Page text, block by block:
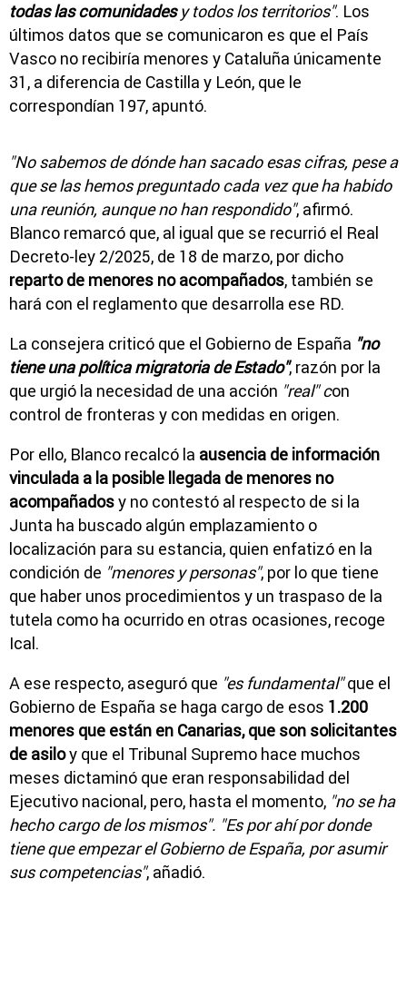
todas las comunidadesy todos los territorios". Los
últimos datos que se comunicaron es que el País
Vasco no recibiría menores y Cataluña únicamente
31, a diferencia de Castilla y León, que le
correspondían 197, apuntó.
"No sabemos de dónde han sacado esas cifras, pese a
que se las hemos preguntado cada vez que ha habido
una reunión, aunque no han respondido", afirmó.
Blanco remarcó que, al igual que se recurrió el Real
Decreto-ley 2/2025, de 18 de marzo, por dicho
reparto de menores no acompañados, también se
hará con el reglamento que desarrolla ese RD.
La consejera criticó que el Gobierno de España "no
tiene una política migratoria de Estado", razón por la
que urgió la necesidad de una acción "real" con
control de fronteras y con medidas en origen.
Por ello, Blanco recalcó la ausencia de información
vinculada a la posible llegada de menores no
acompañadosy no contestó al respecto de si la
Junta ha buscado algún emplazamiento o
localización para su estancia, quien enfatizó en la
condición de "menores y personas", por lo que tiene
que haber unos procedimientos y un traspaso de la
tutela como ha ocurrido en otras ocasiones, recoge
Ical.
A ese respecto, aseguró que "es fundamental"que el
Gobierno de España se haga cargo de esos 1.200
menores que están en Canarias, que son solicitantes
de asiloy que el Tribunal Supremo hace muchos
meses dictaminó que eran responsabilidad del
Ejecutivo nacional, pero, hasta el momento, "no se ha
hecho cargo de los mismos". "Es por ahí por donde
tiene que empezar el Gobierno de España, por asumir
sus competencias", añadió.